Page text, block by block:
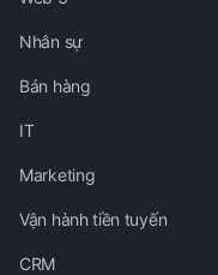
Nhân sự
Bán hàng
IT
Marketing
Vận hành tiền tuyến
CRM